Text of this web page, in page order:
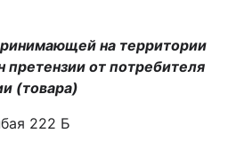
на территории
претензии от потребителя
(товара)
222 Б